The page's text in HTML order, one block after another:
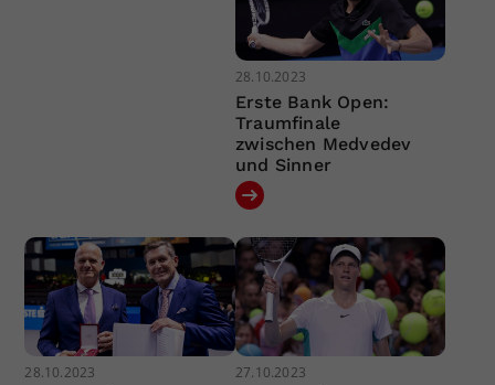
28.10.2023
Erste Bank Open:
Traumfinale
zwischen Medvedev
und Sinner
28.10.2023 27.10.2023